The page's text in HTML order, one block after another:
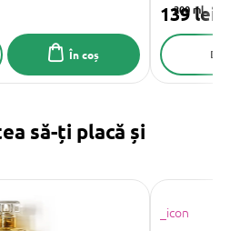
În coș
200 ml
139 lei
să-ți placă și